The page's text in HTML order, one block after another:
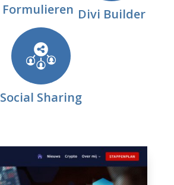
Formulieren Divi Builder
Social Sharing